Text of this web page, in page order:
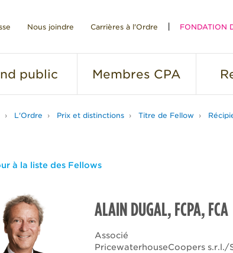
Nous joindre Carrières à l'Ordre FONDATION
public Membres CPA
L'Ordre Prix et distinctions Titre de Fellow
à la liste des Fellows
ALAIN DUGAL, FCPA, FCA
Associé
PricewaterhouseCoopers s.r.l./